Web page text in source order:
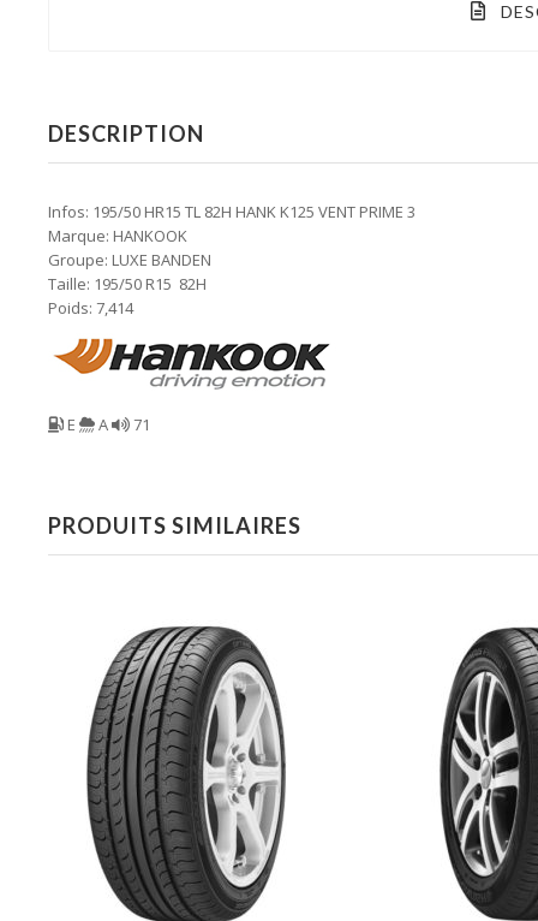
DESCRIPTION
Infos: 195/50 HR15 TL 82H HANK K125 VENT PRIME 3
Marque: HANKOOK
Groupe: LUXE BANDEN
Taille: 195/50 R15 82H
Poids: 7,414
E A 71
PRODUITS SIMILAIRES